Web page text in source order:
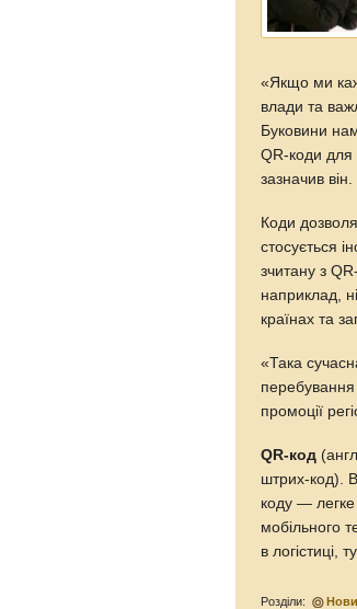
«Якщо ми
влади та
Буковини
QR-коди для
зазначив він.
Коди
стосується
зчитану з
наприклад,
країнах та
«Така
промоції
QR-код
штрих-код).
коду —
мобільного
в логістиці,
Розділи: